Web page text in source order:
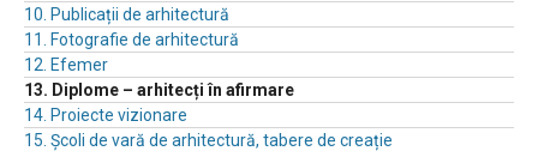
10. Publicații de arhitectură
11. Fotografie de arhitectură
12. Efemer
13. Diplome – arhitecți în afirmare
14. Proiecte vizionare
15. Școli de vară de arhitectură, tabere de creație